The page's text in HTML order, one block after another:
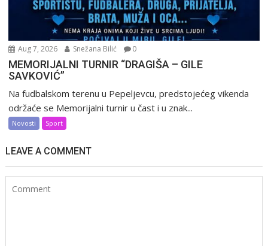
Aug 7, 2026 Snežana Bilić 0
MEMORIJALNI TURNIR “DRAGIŠA – GILE
SAVKOVIĆ”
Na fudbalskom terenu u Pepeljevcu, predstojećeg vikenda
održaće se Memorijalni turnir u čast i u znak...
Novosti Sport
LEAVE A COMMENT